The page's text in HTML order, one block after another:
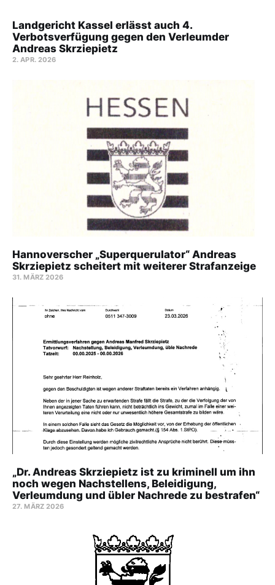
Landgericht Kassel erlässt auch 4.
Verbotsverfügung gegen den Verleumder
Andreas Skrziepietz
2. APR. 2026
Hannoverscher „Superquerulator“ Andreas
Skrziepietz scheitert mit weiterer Strafanzeige
31. MÄRZ 2026
„Dr. Andreas Skrziepietz ist zu kriminell um ihn
noch wegen Nachstellens, Beleidigung,
Verleumdung und übler Nachrede zu bestrafen“
27. MÄRZ 2026